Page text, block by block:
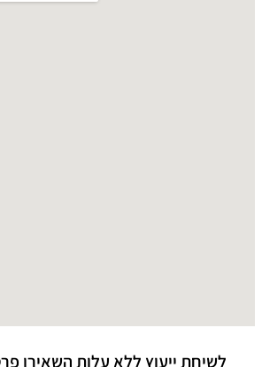
לשיחת ייעוץ ללא עלות השאירו